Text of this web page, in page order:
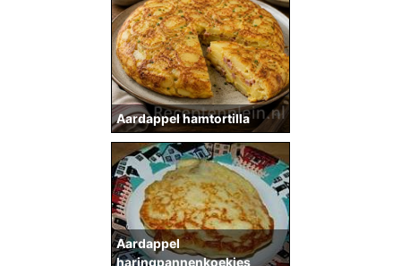
Aardappel hamtortilla
Aardappel
haringpannenkoekjes